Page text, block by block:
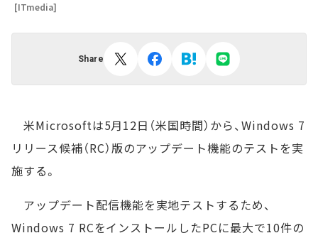
[ITmedia]
Share
米Microsoftは5月12日（米国時間）から、Windows 7
リリース候補（RC）版のアップデート機能のテストを実
施する。
アップデート配信機能を実地テストするため、
Windows 7 RCをインストールしたPCに最大で10件の